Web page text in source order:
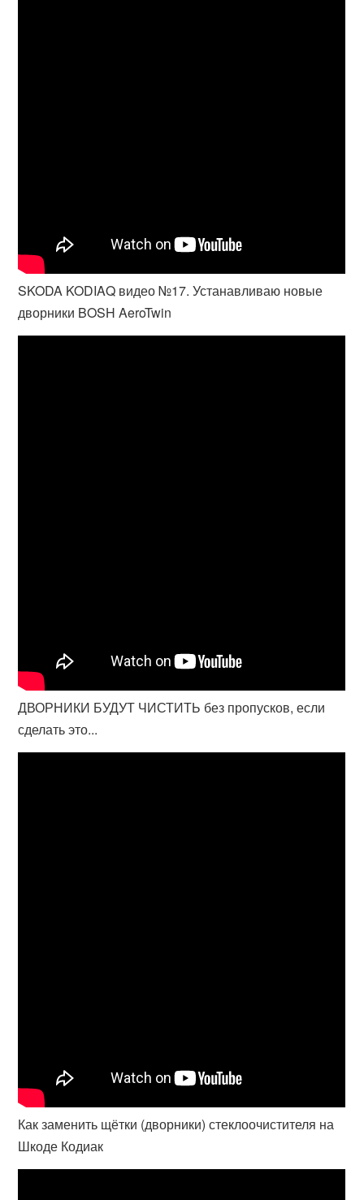
SKODA KODIAQ видео №17. Устанавливаю новые
дворники BOSH AeroTwin
ДВОРНИКИ БУДУТ ЧИСТИТЬ без пропусков, если
сделать это...
Как заменить щётки (дворники) стеклоочистителя на
Шкоде Кодиак